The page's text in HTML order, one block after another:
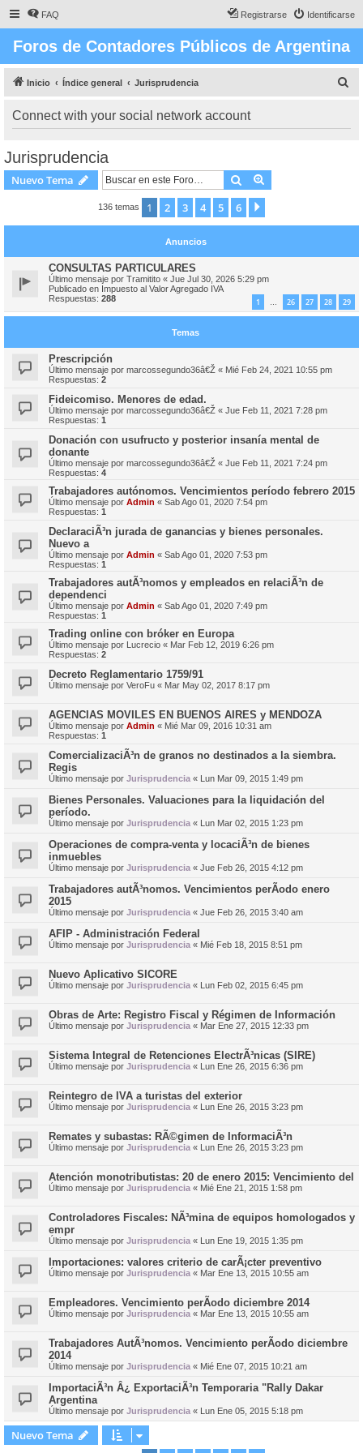
FAQ Identificarse
Registrarse
Foros de Contadores Públicos de Argentina
Inicio Índice general Jurisprudencia
Connect with your social network account
Jurisprudencia
Nuevo Tema Buscar
136 temas 1 2 3 4 5 6
Anuncios
CONSULTAS PARTICULARES
Último mensaje por Tramitito « Jue Jul 30, 2026 5:29 pm
Publicado en Impuesto al Valor Agregado IVA
Respuestas: 288 1 … 26 27 28 29
Temas
Prescripción
Último mensaje por marcossegundo36â€Ž « Mié Feb 24, 2021 10:55 pm
Respuestas: 2
Fideicomiso. Menores de edad.
Último mensaje por marcossegundo36â€Ž « Jue Feb 11, 2021 7:28 pm
Respuestas: 1
Donación con usufructo y posterior insanía mental de
donante
Último mensaje por marcossegundo36â€Ž « Jue Feb 11, 2021 7:24 pm
Respuestas: 4
Trabajadores autónomos. Vencimientos período febrero 2015
Último mensaje por Admin « Sab Ago 01, 2020 7:54 pm
Respuestas: 1
DeclaraciÃ³n jurada de ganancias y bienes personales.
Nuevo a
Último mensaje por Admin « Sab Ago 01, 2020 7:53 pm
Respuestas: 1
Trabajadores autÃ³nomos y empleados en relaciÃ³n de
dependenci
Último mensaje por Admin « Sab Ago 01, 2020 7:49 pm
Respuestas: 1
Trading online con bróker en Europa
Último mensaje por Lucrecio « Mar Feb 12, 2019 6:26 pm
Respuestas: 2
Decreto Reglamentario 1759/91
Último mensaje por VeroFu « Mar May 02, 2017 8:17 pm
AGENCIAS MOVILES EN BUENOS AIRES y MENDOZA
Último mensaje por Admin « Mié Mar 09, 2016 10:31 am
Respuestas: 1
ComercializaciÃ³n de granos no destinados a la siembra.
Regis
Último mensaje por Jurisprudencia « Lun Mar 09, 2015 1:49 pm
Bienes Personales. Valuaciones para la liquidación del
período.
Último mensaje por Jurisprudencia « Lun Mar 02, 2015 1:23 pm
Operaciones de compra-venta y locaciÃ³n de bienes
inmuebles
Último mensaje por Jurisprudencia « Jue Feb 26, 2015 4:12 pm
Trabajadores autÃ³nomos. Vencimientos perÃ­odo enero
2015
Último mensaje por Jurisprudencia « Jue Feb 26, 2015 3:40 am
AFIP - Administración Federal
Último mensaje por Jurisprudencia « Mié Feb 18, 2015 8:51 pm
Nuevo Aplicativo SICORE
Último mensaje por Jurisprudencia « Lun Feb 02, 2015 6:45 pm
Obras de Arte: Registro Fiscal y Régimen de Información
Último mensaje por Jurisprudencia « Mar Ene 27, 2015 12:33 pm
Sistema Integral de Retenciones ElectrÃ³nicas (SIRE)
Último mensaje por Jurisprudencia « Lun Ene 26, 2015 6:36 pm
Reintegro de IVA a turistas del exterior
Último mensaje por Jurisprudencia « Lun Ene 26, 2015 3:23 pm
Remates y subastas: RÃ©gimen de InformaciÃ³n
Último mensaje por Jurisprudencia « Lun Ene 26, 2015 3:23 pm
Atención monotributistas: 20 de enero 2015: Vencimiento del
Último mensaje por Jurisprudencia « Mié Ene 21, 2015 1:58 pm
Controladores Fiscales: NÃ³mina de equipos homologados y
empr
Último mensaje por Jurisprudencia « Lun Ene 19, 2015 1:35 pm
Importaciones: valores criterio de carÃ¡cter preventivo
Último mensaje por Jurisprudencia « Mar Ene 13, 2015 10:55 am
Empleadores. Vencimiento perÃ­odo diciembre 2014
Último mensaje por Jurisprudencia « Mar Ene 13, 2015 10:55 am
Trabajadores AutÃ³nomos. Vencimiento perÃ­odo diciembre
2014
Último mensaje por Jurisprudencia « Mié Ene 07, 2015 10:21 am
ImportaciÃ³n Â¿ ExportaciÃ³n Temporaria "Rally Dakar
Argentina
Último mensaje por Jurisprudencia « Lun Ene 05, 2015 5:18 pm
Nuevo Tema